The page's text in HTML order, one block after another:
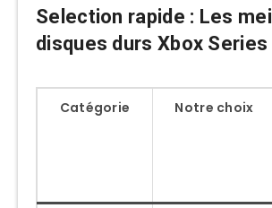
HDD externes (plus
Comparatif des
Combien de jeux peut-on
Limites et considérations
Jeux optimisés Series S/X
Selection rapide : Les
disques durs Xbox Series
Catégorie Notre choix